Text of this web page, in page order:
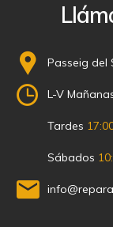
Passeig del
L-V
Tardes
Sábados